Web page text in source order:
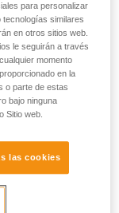
para personalizar
similares
en otros sitios web.
le seguirán a través
momento
en la
o parte de estas
bajo ninguna
Sitio web.
las cookies